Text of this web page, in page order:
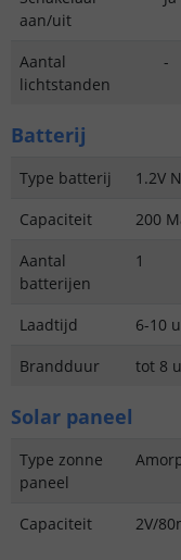
aan/uit
Aantal
lichtstanden
-
Batterij
Type batterij
1.2V
Capaciteit
200
Aantal
batterijen
1
Laadtijd
6-10
Brandduur
tot 8
Solar paneel
Type zonne
paneel
Capaciteit 2V/